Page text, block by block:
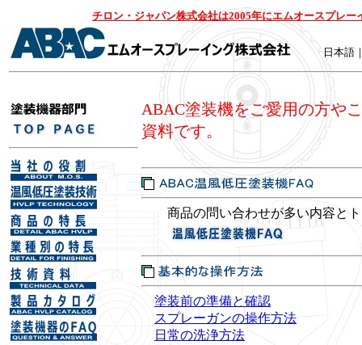
チロン・ジャパン株式会社は2005年にエムオースプレ
日本語
ABAC塗装機をご愛用の方や
資料です。
商品の問い合わせが多い内容とト
塗装前の準備と確認
スプレーガンの操作方法
日常の洗浄方法